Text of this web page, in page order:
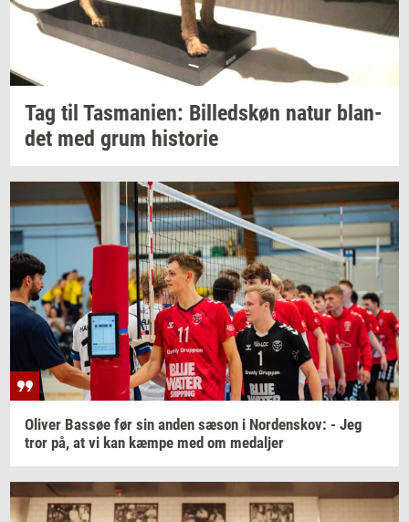
Tag til Tas­ma­ni­en: Bil­leds­køn natur blan­
det med grum hi­sto­rie
Oli­ver Bas­søe før sin anden sæson i Nor­denskov: - Jeg
tror på, at vi kan kæmpe med om me­dal­jer